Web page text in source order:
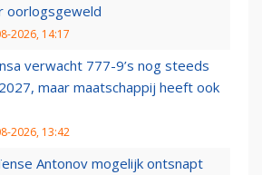
oorlogsgeweld
2026, 14:17
verwacht 777-9’s nog steeds
maar maatschappij heeft ook
2026, 13:42
Antonov mogelijk ontsnapt